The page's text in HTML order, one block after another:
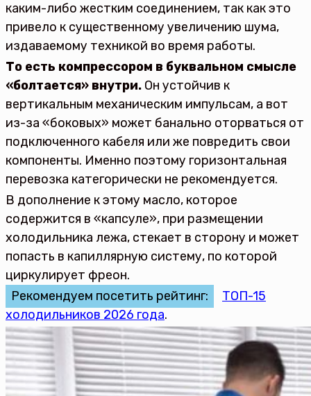
каким-либо жестким соединением, так как это
привело к существенному увеличению шума,
издаваемому техникой во время работы.
То есть компрессором в буквальном смысле
«болтается» внутри. Он устойчив к
вертикальным механическим импульсам, а вот
из-за «боковых» может банально оторваться от
подключенного кабеля или же повредить свои
компоненты. Именно поэтому горизонтальная
перевозка категорически не рекомендуется.
В дополнение к этому масло, которое
содержится в «капсуле», при размещении
холодильника лежа, стекает в сторону и может
попасть в капиллярную систему, по которой
циркулирует фреон.
Рекомендуем посетить рейтинг:
ТОП-15
холодильников 2026 года.